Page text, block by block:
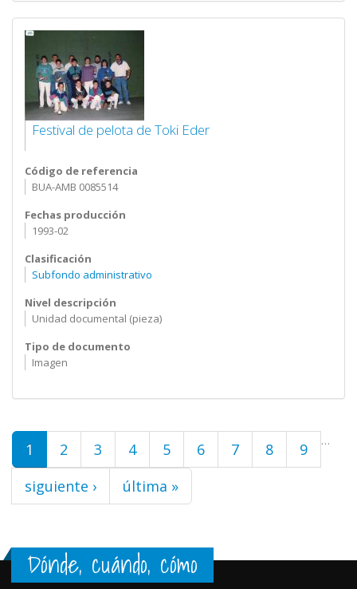
Festival de pelota de Toki Eder
Código de referencia
BUA-AMB 0085514
Fechas producción
1993-02
Clasificación
Subfondo administrativo
Nivel descripción
Unidad documental (pieza)
Tipo de documento
Imagen
Páginas
1 2 3 4 5 6 7 8 9 …
siguiente › última »
Dónde, cuándo, cómo